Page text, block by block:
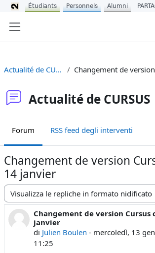
Actualité de CURSUS
Actualité de CURSUS
Forum RSS feed degli interventi
Changement de version
14 janvier
Modalità visualizzazione
Changement de version Cursus
janvier
di Julien Boulen - mercoledì, 13
11:25
Numero di risposte: 0
Étudiants Personnels Alumni